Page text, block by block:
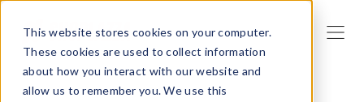
This website stores cookies on your computer.
These cookies are used to collect information
about how you interact with our website and
allow us to remember you. We use this